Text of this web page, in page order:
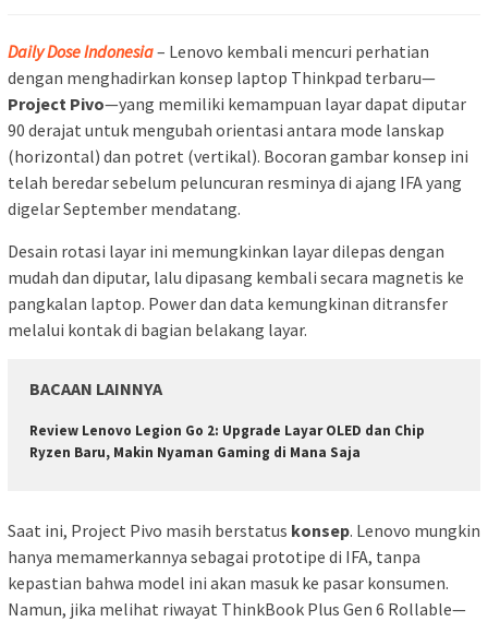
Daily Dose Indonesia– Lenovo kembali mencuri perhatian
dengan menghadirkan konsep laptop Thinkpad terbaru—
Project Pivo—yang memiliki kemampuan layar dapat diputar
90 derajat untuk mengubah orientasi antara mode lanskap
(horizontal) dan potret (vertikal). Bocoran gambar konsep ini
telah beredar sebelum peluncuran resminya di ajang IFA yang
digelar September mendatang.
Desain rotasi layar ini memungkinkan layar dilepas dengan
mudah dan diputar, lalu dipasang kembali secara magnetis ke
pangkalan laptop. Power dan data kemungkinan ditransfer
melalui kontak di bagian belakang layar.
BACAAN LAINNYA
Review Lenovo Legion Go 2: Upgrade Layar OLED dan Chip
Ryzen Baru, Makin Nyaman Gaming di Mana Saja
Saat ini, Project Pivo masih berstatus konsep. Lenovo mungkin
hanya memamerkannya sebagai prototipe di IFA, tanpa
kepastian bahwa model ini akan masuk ke pasar konsumen.
Namun, jika melihat riwayat ThinkBook Plus Gen 6 Rollable—